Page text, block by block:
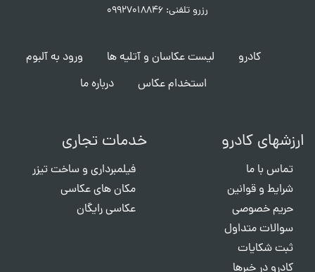
رزرو تلفنی: ۰۹۹۲۷۰۱۸۸۴۶
کادرو لیست عکاسان و آتلیه ها
ورود به آلبوم
استخدام عکاس
درباره ما
ارزشهای کادرو
تماس با ما
شرایط و قوانین
حریم خصوصی
سوالات متداول
ثبت شکایات
کادرو در خبرها
خدمات تجاری
فیلمبرداری و ساخت تیزر
مکان های عکاسی
عکاسی رایگان